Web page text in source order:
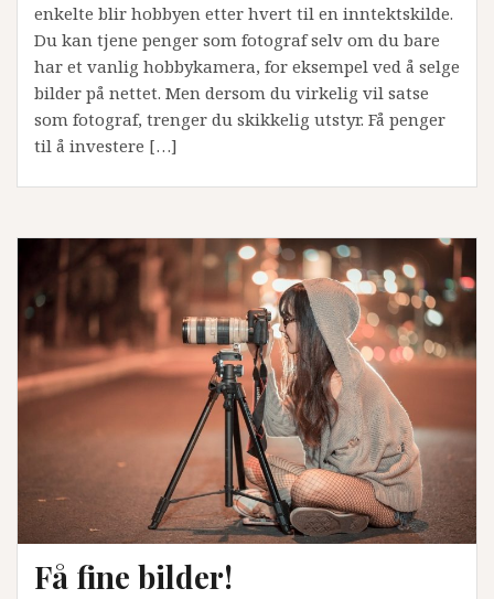
enkelte blir hobbyen etter hvert til en inntektskilde.
Du kan tjene penger som fotograf selv om du bare
har et vanlig hobbykamera, for eksempel ved å selge
bilder på nettet. Men dersom du virkelig vil satse
som fotograf, trenger du skikkelig utstyr. Få penger
til å investere […]
Få fine bilder!